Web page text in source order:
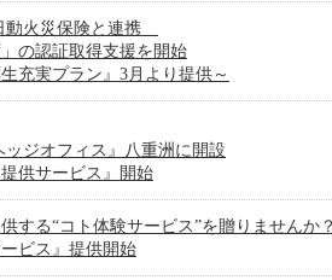
火災保険と連携
の認証取得支援を開始
充実プラン』3月より提供～
ジオフィス』八重洲に開設
供サービス』開始
する“コト体験サービス”を贈りませんか？
ビス』提供開始